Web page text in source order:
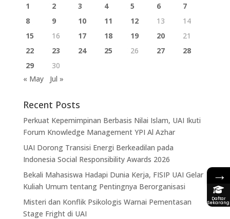
1
2 3 4 5 6
7
8
9 10 11 12 13
14
15
16 17 18 19 20
21
22
23 24 25 26 27
28
29
30
« May
Jul »
Recent Posts
Perkuat Kepemimpinan Berbasis Nilai Islam, UAI Ikuti
Forum Knowledge Management YPI Al Azhar
UAI Dorong Transisi Energi Berkeadilan pada
Indonesia Social Responsibility Awards 2026
Bekali Mahasiswa Hadapi Dunia Kerja, FISIP UAI Gelar
Kuliah Umum tentang Pentingnya Berorganisasi
Misteri dan Konflik Psikologis Warnai Pementasan
Stage Fright di UAI
→
Daftar
Sekarang